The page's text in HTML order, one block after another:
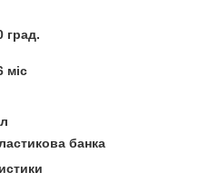
град.
міс
банка